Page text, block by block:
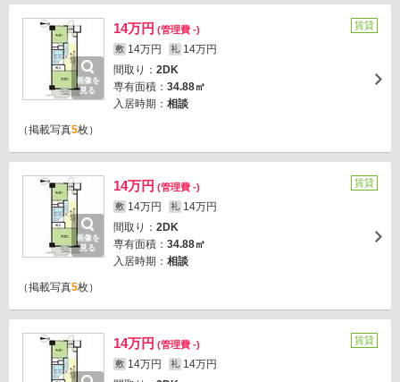
画像を
見る
14万円 (管理費 -)
敷 14万円 礼 14万円
間取り： 2DK
専有面積： 34.88㎡
入居時期： 相談
賃貸
（掲載写真5枚）
画像を
見る
14万円 (管理費 -)
敷 14万円 礼 14万円
間取り： 2DK
専有面積： 34.88㎡
入居時期： 相談
賃貸
（掲載写真5枚）
14万円 (管理費 -)
敷 14万円 礼 14万円
賃貸